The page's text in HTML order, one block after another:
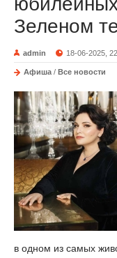
Зеленом
admin 18-06-2025,
Афиша / Все новости
в одном из самых